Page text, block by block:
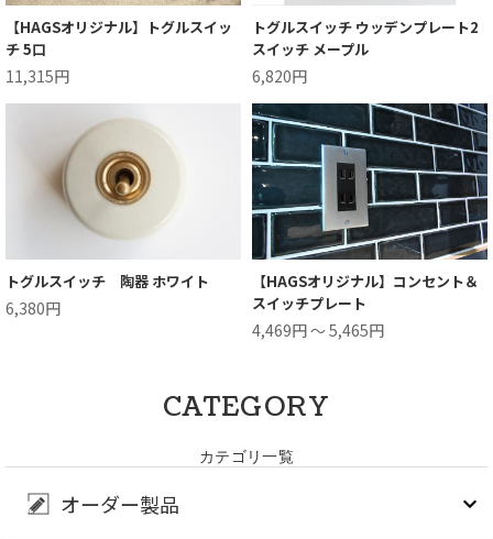
【HAGSオリジナル】トグルスイッ
チ 5口
11,315円
トグルスイッチ ウッデンプレート2
スイッチ メープル
6,820円
トグルスイッチ 陶器 ホワイト
6,380円
【HAGSオリジナル】コンセント＆
スイッチプレート
4,469円 ～ 5,465円
CATEGORY
カテゴリ一覧
オーダー製品